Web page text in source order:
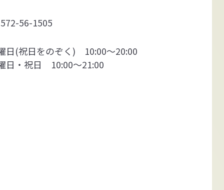
56-1505
日(祝日をのぞく) 10:00～20:00
日・祝日 10:00～21:00